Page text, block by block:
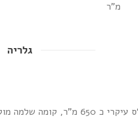
מ"ר
גלריה
למכירה פנטהאוז יוקרתי בצפון תל אביב. כ 880 מ"ר ב